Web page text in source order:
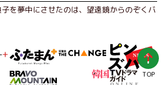
を夢中にさせたのは、望遠鏡からのぞくバ
TOP